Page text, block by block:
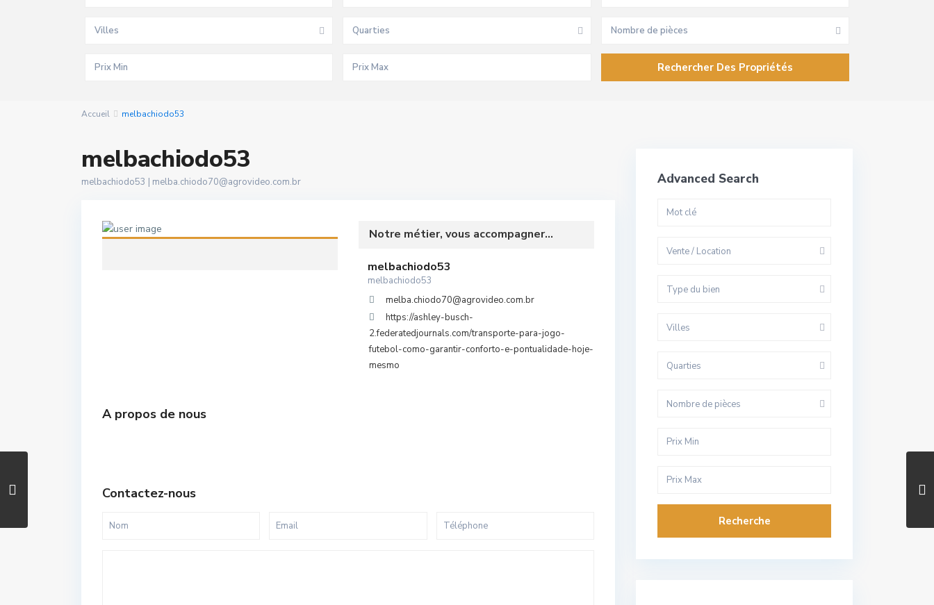
Villes Quarties Nombre de pièces
Accueil melbachiodo53
melbachiodo53
melbachiodo53 | melba.chiodo70@agrovideo.com.br
Notre métier, vous accompagner...
melbachiodo53
melbachiodo53
melba.chiodo70@agrovideo.com.br
https://ashley-busch-
2.federatedjournals.com/transporte-para-jogo-
futebol-como-garantir-conforto-e-pontualidade-hoje-
mesmo
A propos de nous
Contactez-nous
Advanced Search
Vente / Location
Type du bien
Villes
Quarties
Nombre de pièces
Recherche